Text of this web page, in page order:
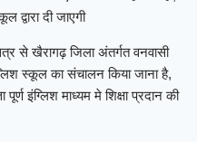
द्वारा दी जाएगी
से खैरागढ़ जिला अंतर्गत वनवासी
स्कूल का संचालन किया जाना है,
इंग्लिश माध्यम मे शिक्षा प्रदान की